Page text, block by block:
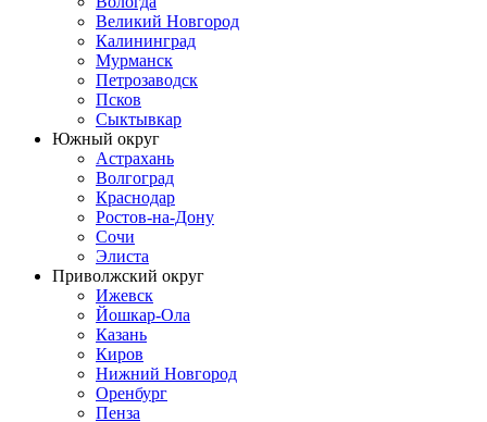
Великий Новгород
Калининград
Мурманск
Петрозаводск
Псков
Сыктывкар
Южный округ
Астрахань
Волгоград
Краснодар
Ростов-на-Дону
Сочи
Элиста
Приволжский округ
Ижевск
Йошкар-Ола
Казань
Киров
Нижний Новгород
Оренбург
Пенза